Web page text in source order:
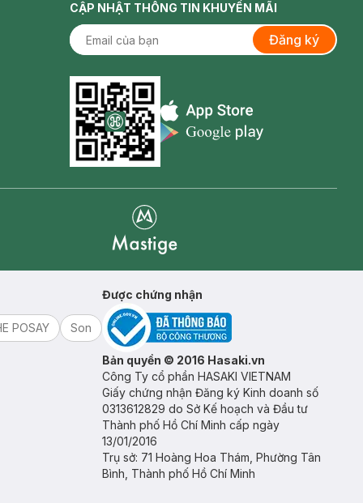
CẬP NHẬT THÔNG TIN KHUYẾN MÃI
Đăng ký
Appstore icon
POSAY
Son
Được chứng nhận
Bản quyền © 2016 Hasaki.vn
Công Ty cổ phần HASAKI VIETNAM
Giấy chứng nhận Đăng ký Kinh doanh số
0313612829 do Sở Kế hoạch và Đầu tư
Thành phố Hồ Chí Minh cấp ngày
13/01/2016
Trụ sở: 71 Hoàng Hoa Thám, Phường Tân
Bình, Thành phố Hồ Chí Minh